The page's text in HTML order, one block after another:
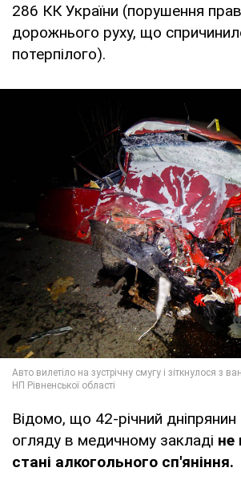
286 КК України (порушення
дорожнього руху, що
потерпілого).
Відомо, що 42-річний дніпрянин
огляду в медичному закладі не
стані алкогольного сп'яніння.